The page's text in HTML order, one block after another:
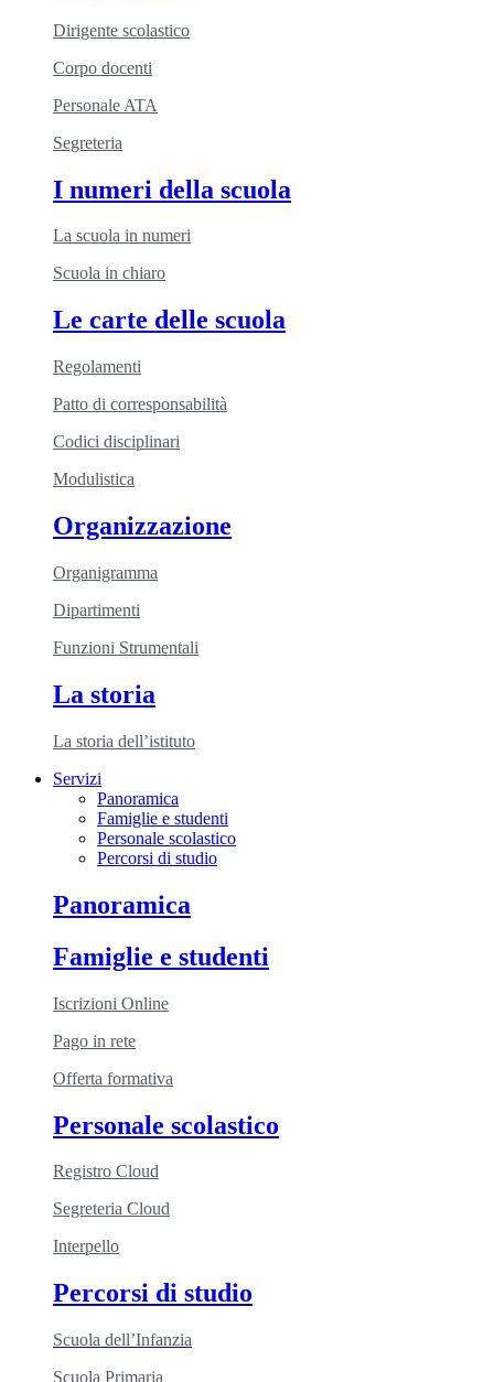
Dirigente scolastico
Corpo docenti
Personale ATA
Segreteria
I numeri della scuola
La scuola in numeri
Scuola in chiaro
Le carte delle scuola
Regolamenti
Patto di corresponsabilità
Codici disciplinari
Modulistica
Organizzazione
Organigramma
Dipartimenti
Funzioni Strumentali
La storia
La storia dell’istituto
Servizi
Panoramica
Famiglie e studenti
Personale scolastico
Percorsi di studio
Panoramica
Famiglie e studenti
Iscrizioni Online
Pago in rete
Offerta formativa
Personale scolastico
Registro Cloud
Segreteria Cloud
Interpello
Percorsi di studio
Scuola dell’Infanzia
Scuola Primaria